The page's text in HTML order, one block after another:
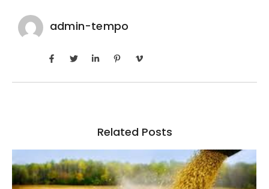
admin-tempo
Related Posts